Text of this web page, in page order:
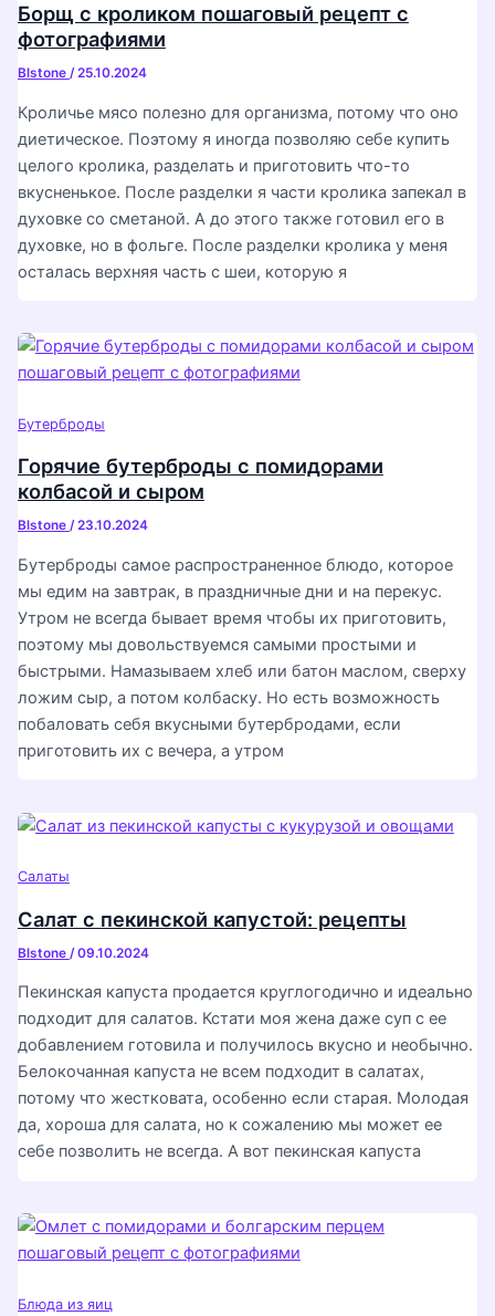
Борщ с кроликом пошаговый рецепт с
фотографиями
Blstone /25.10.2024
Кроличье мясо полезно для организма, потому что оно
диетическое. Поэтому я иногда позволяю себе купить
целого кролика, разделать и приготовить что-то
вкусненькое. После разделки я части кролика запекал в
духовке со сметаной. А до этого также готовил его в
духовке, но в фольге. После разделки кролика у меня
осталась верхняя часть с шеи, которую я
Бутерброды
Горячие бутерброды с помидорами
колбасой и сыром
Blstone /23.10.2024
Бутерброды самое распространенное блюдо, которое
мы едим на завтрак, в праздничные дни и на перекус.
Утром не всегда бывает время чтобы их приготовить,
поэтому мы довольствуемся самыми простыми и
быстрыми. Намазываем хлеб или батон маслом, сверху
ложим сыр, а потом колбаску. Но есть возможность
побаловать себя вкусными бутербродами, если
приготовить их с вечера, а утром
Салаты
Салат с пекинской капустой: рецепты
Blstone /09.10.2024
Пекинская капуста продается круглогодично и идеально
подходит для салатов. Кстати моя жена даже суп с ее
добавлением готовила и получилось вкусно и необычно.
Белокочанная капуста не всем подходит в салатах,
потому что жестковата, особенно если старая. Молодая
да, хороша для салата, но к сожалению мы может ее
себе позволить не всегда. А вот пекинская капуста
Блюда из яиц